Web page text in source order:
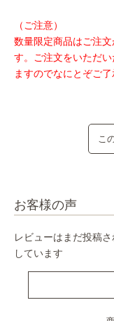
（ご注意）
数量限定商品はご注
す。ご注文をいただ
ますのでなにとぞご了
こ
お客様の声
レビューはまだ投稿
しています